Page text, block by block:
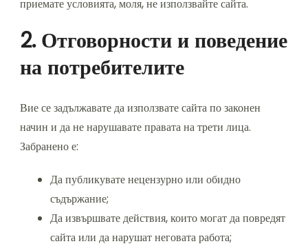
приемате условията, моля, не използвайте сайта.
2. Отговорности и поведение
на потребителите
Вие се задължавате да използвате сайта по законен
начин и да не нарушавате правата на трети лица.
Забранено е:
Да публикувате нецензурно или обидно
съдържание;
Да извършвате действия, които могат да повредят
сайта или да нарушат неговата работа;